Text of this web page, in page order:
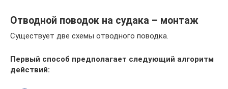
Отводной поводок на судака – монтаж
Существует две схемы отводного поводка.
Первый способ предполагает следующий алгоритм
действий: